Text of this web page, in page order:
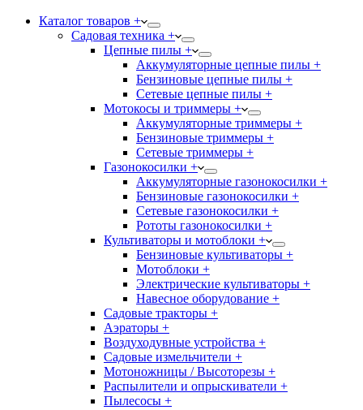
Каталог товаров +
Садовая техника +
Цепные пилы +
Аккумуляторные цепные пилы +
Бензиновые цепные пилы +
Сетевые цепные пилы +
Мотокосы и триммеры +
Аккумуляторные триммеры +
Бензиновые триммеры +
Сетевые триммеры +
Газонокосилки +
Аккумуляторные газонокосилки +
Бензиновые газонокосилки +
Сетевые газонокосилки +
Рототы газонокосилки +
Культиваторы и мотоблоки +
Бензиновые культиваторы +
Мотоблоки +
Электрические культиваторы +
Навесное оборудование +
Садовые тракторы +
Аэраторы +
Воздуходувные устройства +
Садовые измельчители +
Мотоножницы / Высоторезы +
Распылители и опрыскиватели +
Пылесосы +